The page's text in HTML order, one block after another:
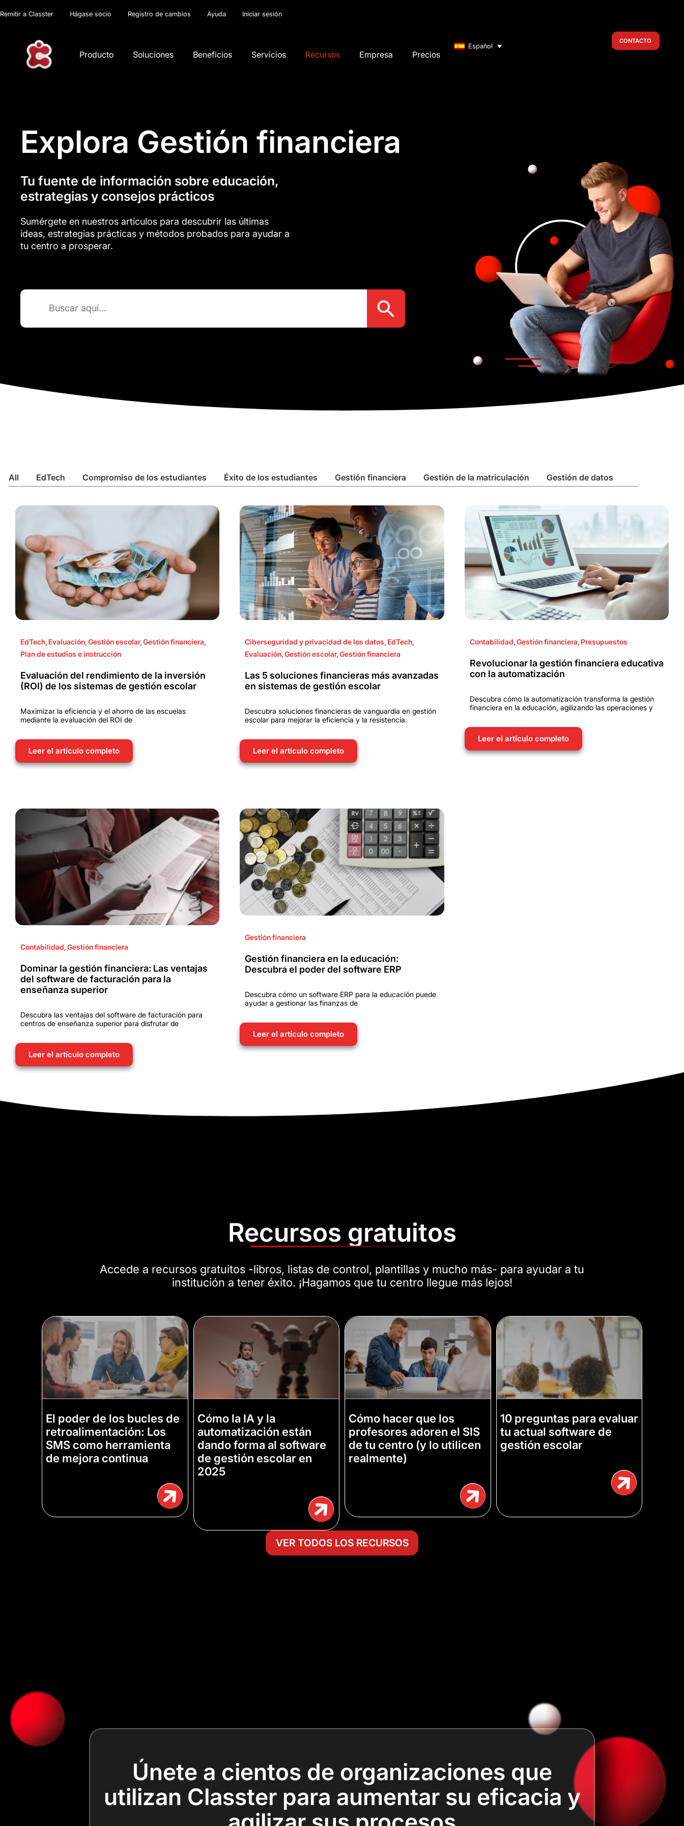
Remitir a Classter Hágase socio Registro de cambios Ayuda Iniciar sesión
Producto Soluciones Beneficios Servicios Recursos Empresa Precios
Español
CONTACTO
Explora Gestión financiera
Tu fuente de información sobre educación,
estrategias y consejos prácticos
Sumérgete en nuestros artículos para descubrir las últimas
ideas, estrategias prácticas y métodos probados para ayudar a
tu centro a prosperar.
Buscar: Botón de búsqueda
All EdTech Compromiso de los estudiantes Éxito de los estudiantes Gestión financiera Gestión de la matriculación Gestión de datos
EdTech, Evaluación,Gestión escolar,Gestión financiera,
Plan de estudios e instrucción
Evaluación del rendimiento de la inversión
(ROI) de los sistemas de gestión escolar
Maximizar la eficiencia y el ahorro de las escuelas
mediante la evaluación del ROI de
Leer el artículo completo
Ciberseguridad y privacidad de los datos, EdTech,
Evaluación,Gestión escolar,Gestión financiera
Las 5 soluciones financieras más avanzadas
en sistemas de gestión escolar
Descubra soluciones financieras de vanguardia en gestión
escolar para mejorar la eficiencia y la resistencia.
Leer el artículo completo
Contabilidad,Gestión financiera, Presupuestos
Revolucionar la gestión financiera educativa
con la automatización
Descubra cómo la automatización transforma la gestión
financiera en la educación, agilizando las operaciones y
Leer el artículo completo
Contabilidad,Gestión financiera
Dominar la gestión financiera: Las ventajas
del software de facturación para la
enseñanza superior
Descubra las ventajas del software de facturación para
centros de enseñanza superior para disfrutar de
Leer el artículo completo
Gestión financiera
Gestión financiera en la educación:
Descubra el poder del software ERP
Descubra cómo un software ERP para la educación puede
ayudar a gestionar las finanzas de
Leer el artículo completo
Recursos gratuitos
Accede a recursos gratuitos -libros, listas de control, plantillas y mucho más- para ayudar a tu
institución a tener éxito. ¡Hagamos que tu centro llegue más lejos!
El poder de los bucles de
retroalimentación: Los
SMS como herramienta
de mejora continua
Cómo la IA y la
automatización están
dando forma al software
de gestión escolar en
2025
Cómo hacer que los
profesores adoren el SIS
de tu centro (y lo utilicen
realmente)
10 preguntas para evaluar
tu actual software de
gestión escolar
VER TODOS LOS RECURSOS
Únete a cientos de organizaciones que
utilizan Classter para aumentar su eficacia y